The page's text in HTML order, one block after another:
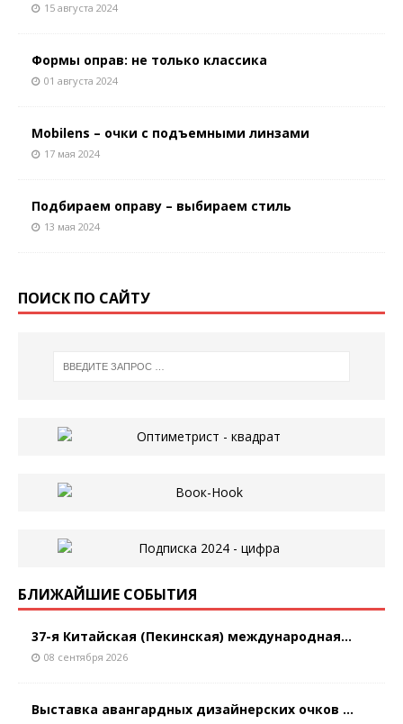
15 августа 2024
Формы оправ: не только классика
01 августа 2024
Mobilens – очки с подъемными линзами
17 мая 2024
Подбираем оправу – выбираем стиль
13 мая 2024
ПОИСК ПО САЙТУ
БЛИЖАЙШИЕ СОБЫТИЯ
37-я Китайская (Пекинская) международная...
08 сентября 2026
Выставка авангардных дизайнерских очков ...